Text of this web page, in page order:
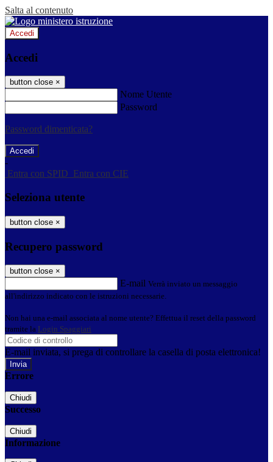
Salta al contenuto
Accedi
Accedi
button close ×
Nome Utente
Password
Password dimenticata?
-
Entra con SPID Entra con CIE
Seleziona utente
button close ×
Recupero password
button close ×
E-mail Verrà inviato un messaggio
all'indirizzo indicato con le istruzioni necessarie.
Non hai una e-mail associata al nome utente? Effettua il reset della password
tramite la Login Spaggiari
E-mail inviata, si prega di controllare la casella di posta elettronica!
Errore
Chiudi
Successo
Chiudi
Informazione